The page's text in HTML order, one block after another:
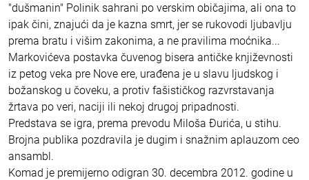
"dušmanin" Polinik sahrani po verskim običajima, ali ona to
ipak čini, znajući da je kazna smrt, jer se rukovodi ljubavlju
prema bratu i višim zakonima, a ne pravilima moćnika...
Markovićeva postavka čuvenog bisera antičke književnosti
iz petog veka pre Nove ere, urađena je u slavu ljudskog i
božanskog u čoveku, a protiv fašističkog razvrstavanja
žrtava po veri, naciji ili nekoj drugoj pripadnosti.
Predstava se igra, prema prevodu Miloša Đurića, u stihu.
Brojna publika pozdravila je dugim i snažnim aplauzom ceo
ansambl.
Komad je premijerno odigran 30. decembra 2012. godine u